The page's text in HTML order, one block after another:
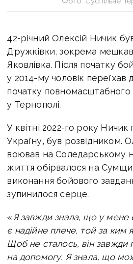
42-річний Олексій Ничик
Дружківки, зокрема
Яковлівка. Після початку
у 2014-му чоловік переїхав
початку
у Тернополі.
У квітні 2022-го року
Україну, був розвідником.
воював на Соледарському
життя обірвалося на
виконання бойового
зупинилося серце.
«Я завжди знала, що у
є надійне плече, той за ким
Щоб не сталось, він завжди
на допомогу. Я знала, що